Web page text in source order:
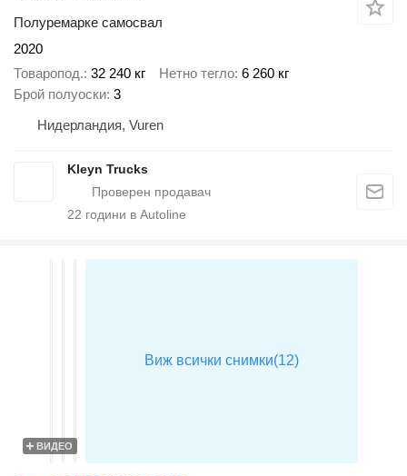
Полуремарке самосвал
2020
Товаропод. 32 240 кг Нетно тегло 6 260 кг
Брой полуоски 3
Нидерландия, Vuren
Kleyn Trucks
22 години в Autoline
ВИДЕО